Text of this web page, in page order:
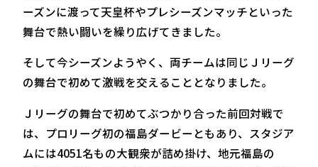
ーズンに渡って天皇杯やプレシーズンマッチといった
舞台で熱い闘いを繰り広げてきました。
そして今シーズンようやく、両チームは同じＪリーグ
の舞台で初めて激戦を交えることとなりました。
Ｊリーグの舞台で初めてぶつかり合った前回対戦で
は、プロリーグ初の福島ダービーともあり、スタジア
ムには4051名もの大観衆が詰め掛け、地元福島の